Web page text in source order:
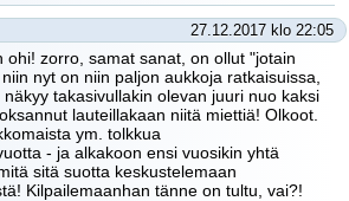
27.12.2017 klo 22:05
ohi! zorro, samat sanat, on ollut "jotain
nyt on niin paljon aukkoja ratkaisuissa,
takasivullakin olevan juuri nuo kaksi
lauteillakaan niitä miettiä! Olkoot.
ym. tolkkua
- ja alkakoon ensi vuosikin yhtä
sitä suotta keskustelemaan
Kilpailemaanhan tänne on tultu, vai?!